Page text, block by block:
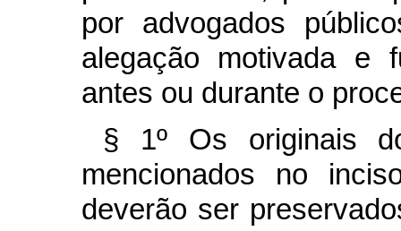
por advogados
alegação motivada e
antes ou durante o
§ 1º Os originais
mencionados no
deverão ser